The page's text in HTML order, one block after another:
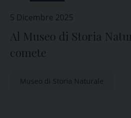
5 Dicembre 2025
Al Museo di Storia
comete
Museo di Storia Naturale